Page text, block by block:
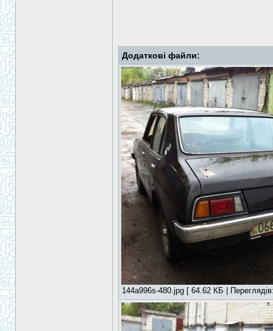
Додаткові файли:
144a996s-480.jpg [ 64.62 КБ |